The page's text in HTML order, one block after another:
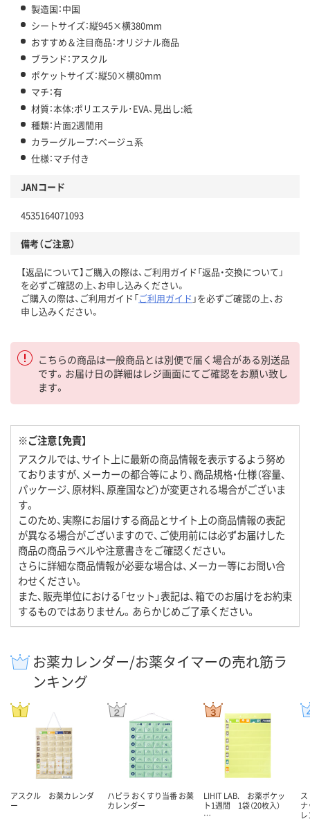
製造国：中国
シートサイズ：縦945×横380mm
おすすめ＆注目商品：オリジナル商品
ブランド：アスクル
ポケットサイズ：縦50×横80mm
マチ：有
材質：本体:ポリエステル･EVA、見出し:紙
種類：片面2週間用
カラーグループ：ベージュ系
仕様：マチ付き
JANコード
4535164071093
備考（ご注意）
【返品について】ご購入の際は、ご利用ガイド「返品・交換について」
を必ずご確認の上、お申し込みください。
ご購入の際は、ご利用ガイド「ご利用ガイド 」を必ずご確認の上、お
申し込みください。
こちらの商品は一般商品とは別便で届く場合がある別送品
です。お届け日の詳細はレジ画面にてご確認をお願い致し
ます。
※ご注意【免責】
アスクルでは、サイト上に最新の商品情報を表示するよう努め
ておりますが、メーカーの都合等により、商品規格・仕様（容量、
パッケージ、原材料、原産国など）が変更される場合がございま
す。
このため、実際にお届けする商品とサイト上の商品情報の表記
が異なる場合がございますので、ご使用前には必ずお届けした
商品の商品ラベルや注意書きをご確認ください。
さらに詳細な商品情報が必要な場合は、メーカー等にお問い合
わせください。
また、販売単位における「セット」表記は、箱でのお届けをお約束
するものではありません。あらかじめご了承ください。
お薬カレンダー/お薬タイマーの売れ筋ラ
ンキング
アスクル お薬カレンダ
ー
ハピラ おくすり当番 お薬
カレンダー
LIHIT LAB. お薬ポケッ
ト1週間 1袋（20枚入）
…